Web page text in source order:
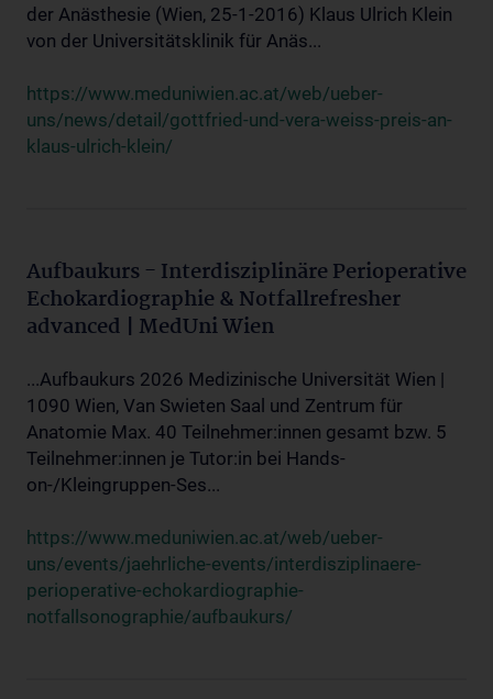
der Anästhesie (Wien, 25-1-2016) Klaus Ulrich Klein
von der Universitätsklinik für Anäs...
https://www.meduniwien.ac.at/web/ueber-
uns/news/detail/gottfried-und-vera-weiss-preis-an-
klaus-ulrich-klein/
Aufbaukurs - Interdisziplinäre Perioperative
Echokardiographie & Notfallrefresher
advanced | MedUni Wien
...Aufbaukurs 2026 Medizinische Universität Wien |
1090 Wien, Van Swieten Saal und Zentrum für
Anatomie Max. 40 Teilnehmer:innen gesamt bzw. 5
Teilnehmer:innen je Tutor:in bei Hands-
on-/Kleingruppen-Ses...
https://www.meduniwien.ac.at/web/ueber-
uns/events/jaehrliche-events/interdisziplinaere-
perioperative-echokardiographie-
notfallsonographie/aufbaukurs/